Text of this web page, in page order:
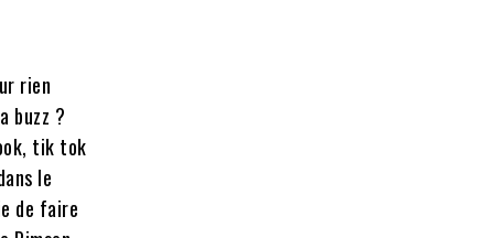
rien
buzz ?
tik tok
le
de faire